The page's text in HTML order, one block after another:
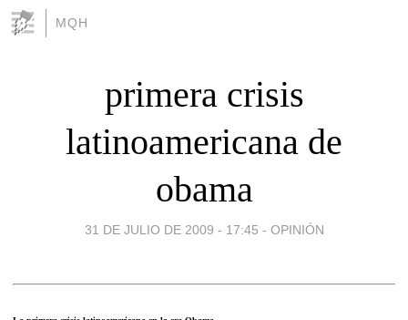
MQH
primera crisis
latinoamericana de
obama
31 DE JULIO DE 2009 - 17:45 - OPINIÓN